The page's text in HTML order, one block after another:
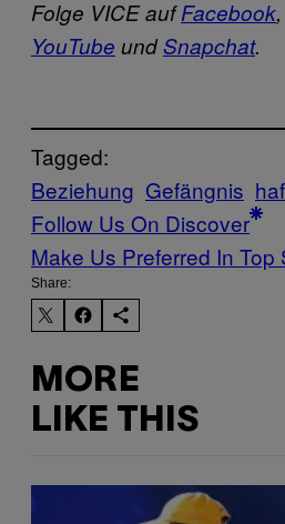
Folge VICE aufFacebook,
YouTube undSnapchat.
Tagged:
Beziehung Gefängnis
Follow Us On Discover
Make Us Preferred In Top
Share:
MORE
LIKE THIS